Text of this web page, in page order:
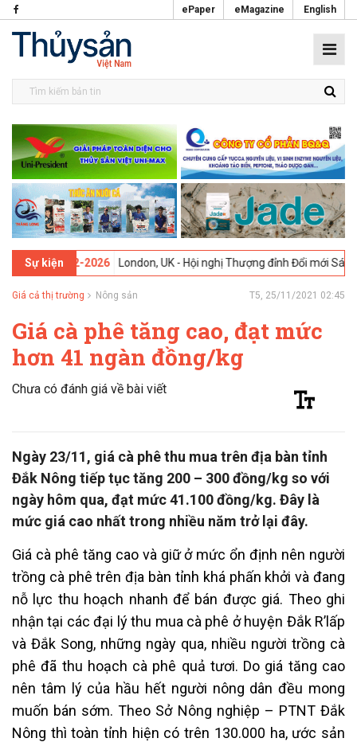
ePaper eMagazine English
Sự kiện
09-02-2026 London, UK - Hội nghị Thượng đỉnh Đổi mới Sáng tạo
Giá cả thị trường Nông sản T5, 25/11/2021 02:45
Giá cà phê tăng cao, đạt mức
hơn 41 ngàn đồng/kg
Chưa có đánh giá về bài viết
Ngày 23/11, giá cà phê thu mua trên địa bàn tỉnh
Đắk Nông tiếp tục tăng 200 – 300 đồng/kg so với
ngày hôm qua, đạt mức 41.100 đồng/kg. Đây là
mức giá cao nhất trong nhiều năm trở lại đây.
Giá cà phê tăng cao và giữ ở mức ổn định nên người
trồng cà phê trên địa bàn tỉnh khá phấn khởi và đang
nỗ lực thu hoạch nhanh để bán được giá. Theo ghi
nhận tại các đại lý thu mua cà phê ở huyện Đắk R’lấp
và Đắk Song, những ngày qua, nhiều người trồng cà
phê đã thu hoạch cà phê quả tươi. Do giá tăng cao
nên tâm lý của hầu hết người nông dân đều mong
muốn bán sớm. Theo Sở Nông nghiệp – PTNT Đắk
Nông thì toàn tỉnh hiện có trên 130.000 ha, ước sản